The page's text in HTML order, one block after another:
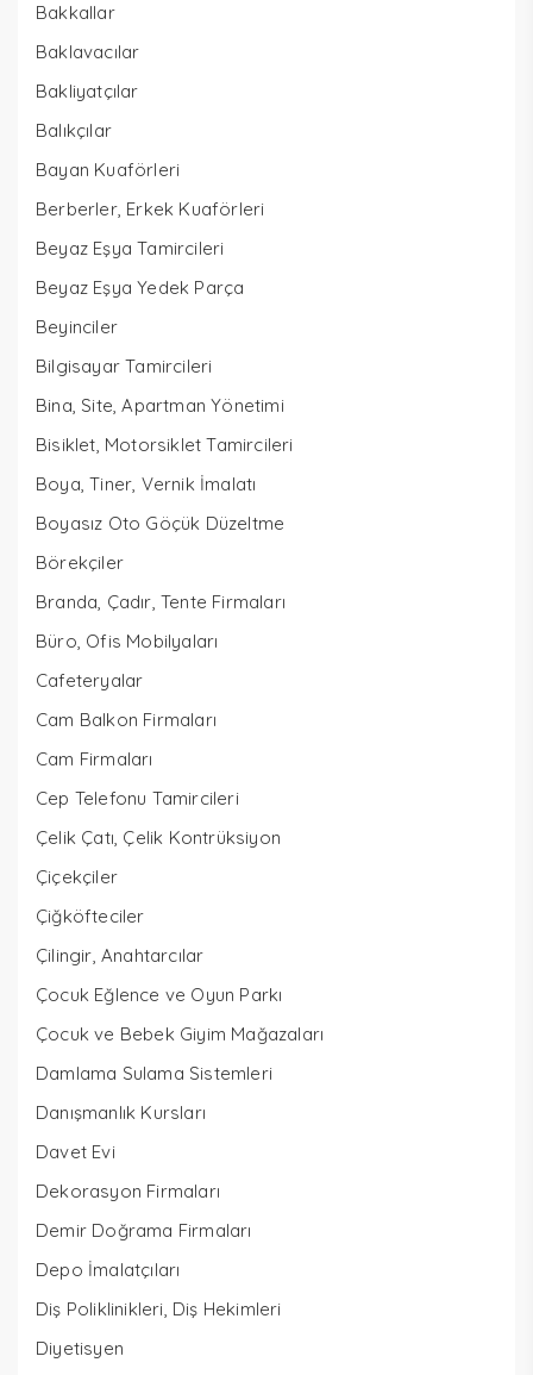
Bakkallar
Baklavacılar
Bakliyatçılar
Balıkçılar
Bayan Kuaförleri
Berberler, Erkek Kuaförleri
Beyaz Eşya Tamircileri
Beyaz Eşya Yedek Parça
Beyinciler
Bilgisayar Tamircileri
Bina, Site, Apartman Yönetimi
Bisiklet, Motorsiklet Tamircileri
Boya, Tiner, Vernik İmalatı
Boyasız Oto Göçük Düzeltme
Börekçiler
Branda, Çadır, Tente Firmaları
Büro, Ofis Mobilyaları
Cafeteryalar
Cam Balkon Firmaları
Cam Firmaları
Cep Telefonu Tamircileri
Çelik Çatı, Çelik Kontrüksiyon
Çiçekçiler
Çiğköfteciler
Çilingir, Anahtarcılar
Çocuk Eğlence ve Oyun Parkı
Çocuk ve Bebek Giyim Mağazaları
Damlama Sulama Sistemleri
Danışmanlık Kursları
Davet Evi
Dekorasyon Firmaları
Demir Doğrama Firmaları
Depo İmalatçıları
Diş Poliklinikleri, Diş Hekimleri
Diyetisyen